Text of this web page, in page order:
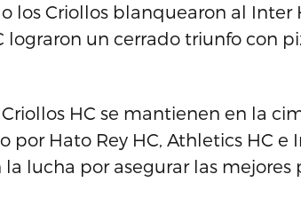
los Criollos blanquearon al Inter
lograron un cerrado triunfo con
HC se mantienen en la
por Hato Rey HC, Athletics HC e
lucha por asegurar las mejores